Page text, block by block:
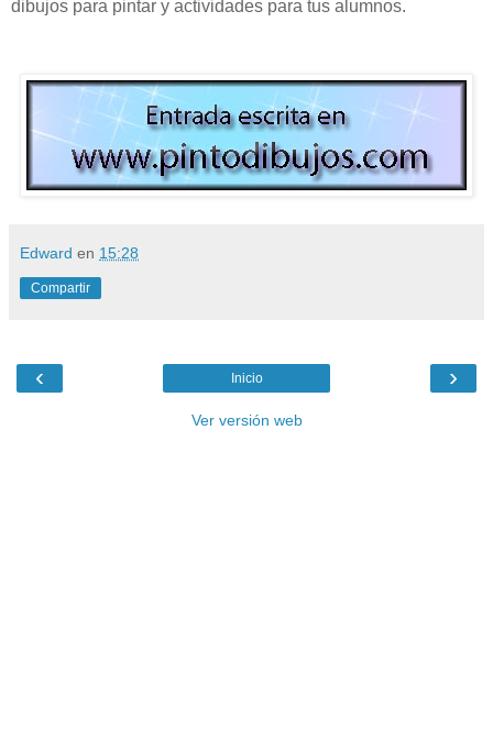
dibujos para pintar y actividades para tus alumnos.
Edward en 15:28
Compartir
‹ ›
Inicio
Ver versión web